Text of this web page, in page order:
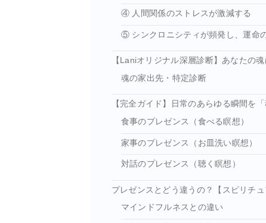
④ 人間関係のストレスが激減する
⑤ シンクロニシティが頻発し、運命
【Laniオリジナル深層診断】あなたの
魂の家出先・特定診断
【完全ガイド】日常のあらゆる瞬間を
食事のプレゼンス（食べる瞑想）
家事のプレゼンス（お皿洗い瞑想）
対話のプレゼンス（聴く瞑想）
プレゼンスとどう違うの？【スピリチュ
マインドフルネスとの違い